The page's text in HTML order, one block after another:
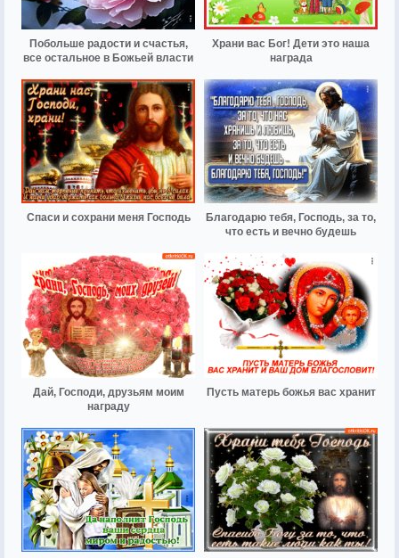
Побольше радости и счастья,
все остальное в Божьей власти
Храни вас Бог! Дети это наша
награда
Спаси и сохрани меня Господь
Благодарю тебя, Господь, за то,
что есть и вечно будешь
Дай, Господи, друзьям моим
награду
Пусть матерь божья вас хранит